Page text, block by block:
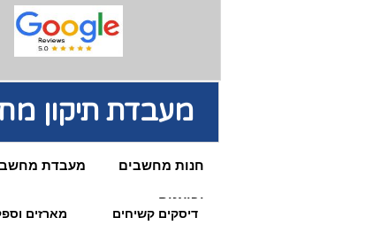
חנות מחשבים מעבדת
יבואנים
דיסקים קשיחים מארזים
מעבדת תיקון